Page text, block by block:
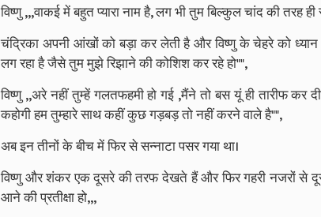
विष्णु ,,,वाकई में बहुत प्यारा नाम है, लग भी तुम बिल्कुल चांद की तरह ही
चंद्रिका अपनी आंखों को बड़ा कर लेती है और विष्णु के चेहरे को ध्यान
लग रहा है जैसे तुम मुझे रिझाने की कोशिश कर रहे हो"",
विष्णु ,,अरे नहीं तुम्हें गलतफहमी हो गई ,मैंने तो बस यूं ही तारीफ कर
कहोगी हम तुम्हारे साथ कहीं कुछ गड़बड़ तो नहीं करने वाले है"",
अब इन तीनों के बीच में फिर से सन्नाटा पसर गया था।
विष्णु और शंकर एक दूसरे की तरफ देखते हैं और फिर गहरी नजरों
आने की प्रतीक्षा हो,,,